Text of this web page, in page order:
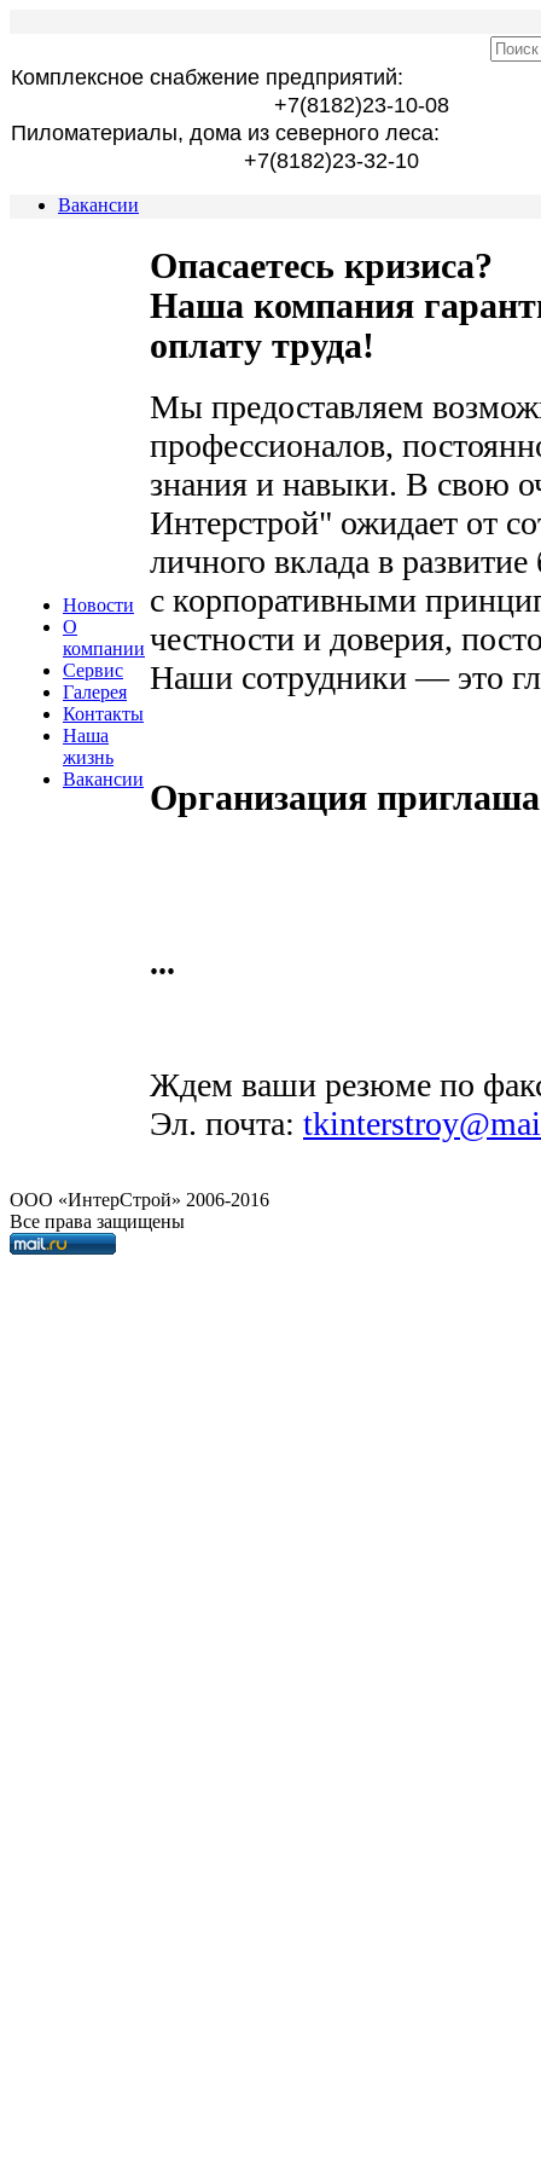
Комплексное снабжение предприятий:
+7(8182)23-10-08
Пиломатериалы, дома из северного леса:
+7(8182)23-32-10
Вакансии
Новости
О
компании
Сервис
Галерея
Контакты
Наша
жизнь
Вакансии
Опасаетесь кризиса?
Наша компания
оплату труда!
Мы предоставляем
профессионалов,
знания и навыки. В свою
Интерстрой" ожидает от
личного вклада в
с корпоративными
честности и доверия,
Наши сотрудники — это
Организация
...
Ждем ваши резюме по
Эл. почта:
OOO «ИнтерСтрой» 2006-2016
Все права защищены